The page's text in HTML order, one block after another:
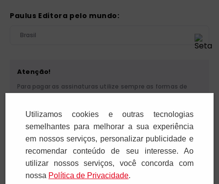
Paulus Editora pelo mundo:
Brasil
Atenção!
Para pagar as assinaturas utilize sempre as formas de
ou de pessoa física. Se você receber algum tipo de
cobrança suspeita, entre em contato conosco pelo
telefone (11) 5087-3600 ou pelo e-mail
cobranca@paulus.com.br.
Utilizamos cookies e outras tecnologias
semelhantes para melhorar a sua experiência
em nossos serviços, personalizar publicidade e
recomendar conteúdo de seu interesse. Ao
utilizar nossos serviços, você concorda com
nossa Polí­tica de Privacidade.